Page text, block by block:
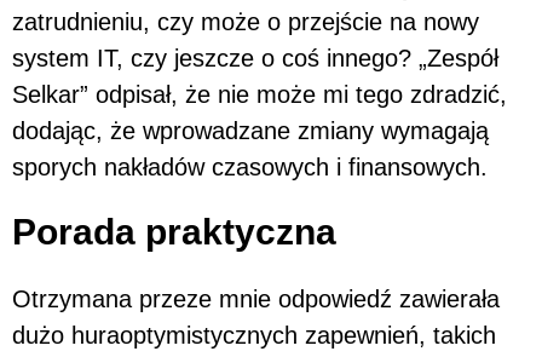
zatrudnieniu, czy może o przejście na nowy
system IT, czy jeszcze o coś innego? „Zespół
Selkar” odpisał, że nie może mi tego zdradzić,
dodając, że wprowadzane zmiany wymagają
sporych nakładów czasowych i finansowych.
Porada praktyczna
Otrzymana przeze mnie odpowiedź zawierała
dużo huraoptymistycznych zapewnień, takich